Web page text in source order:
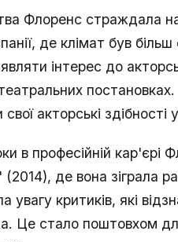
Флоренс страждала
де клімат був
інтерес до
свої акторські
в професійній кар'єрі
де вона зіграла
увагу критиків, які
Це стало поштовхом